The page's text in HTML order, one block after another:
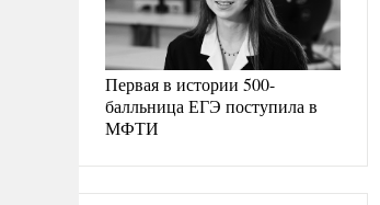
Первая в истории 500-
балльница ЕГЭ поступила в
МФТИ